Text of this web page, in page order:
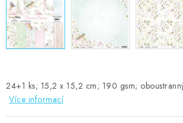
24+1 ks; 15,2 x 15,2 cm; 190 gsm;
Více informací